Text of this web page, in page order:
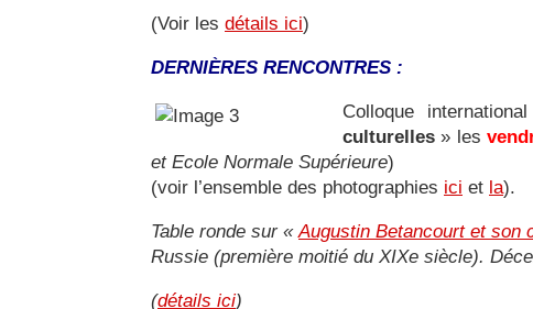
(Voir les détails ici)
DERNIÈRES RENCONTRES :
Colloque
culturelles » les
et Ecole Normale Supérieure)
(voir l’ensemble des photographies ici et la).
Table ronde sur «Augustin Betancourt et son
Russie (première moitié du XIXe siècle).
(détails ici)